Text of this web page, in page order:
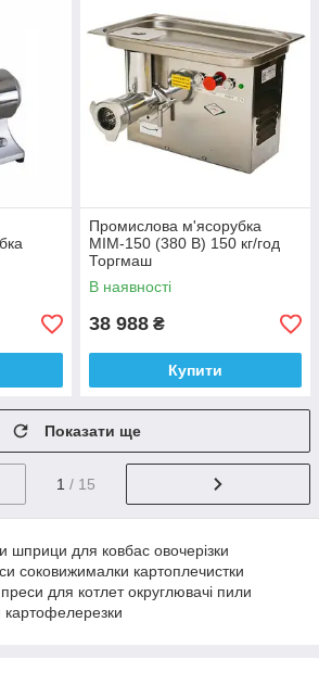
Промислова м'ясорубка
МІМ-150 (380 В) 150 кг/год
Торгмаш
В наявності
38 988 ₴
Купити
Показати ще
1 / 15
шприци для ковбас овочерізки
соковижималки картоплечистки
для котлет округлювачі пили
картофелерезки